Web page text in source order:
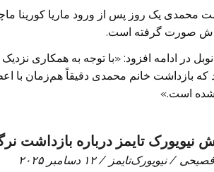
محمدی یک روز پس از ورود ماریا کورینا
صورت گرفته است.
در ادامه افزود: «با توجه به همکاری
بازداشت خانم محمدی دقیقاً هم‌زمان با
شده است.»
نیویورک تایمز درباره بازداشت
فصیحی / نیویورک‌تایمز /۱۲ دسامبر ۲۰۲۵